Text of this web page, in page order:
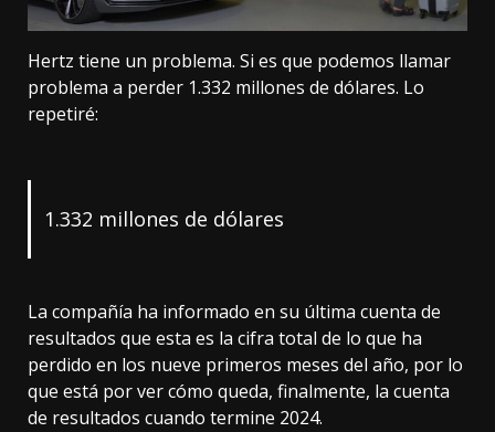
Hertz tiene un problema. Si es que podemos llamar
problema a perder 1.332 millones de dólares. Lo
repetiré:
1.332 millones de dólares
La compañía ha informado en su última cuenta de
resultados que esta es la cifra total de lo que ha
perdido en los nueve primeros meses del año, por lo
que está por ver cómo queda, finalmente, la cuenta
de resultados cuando termine 2024.